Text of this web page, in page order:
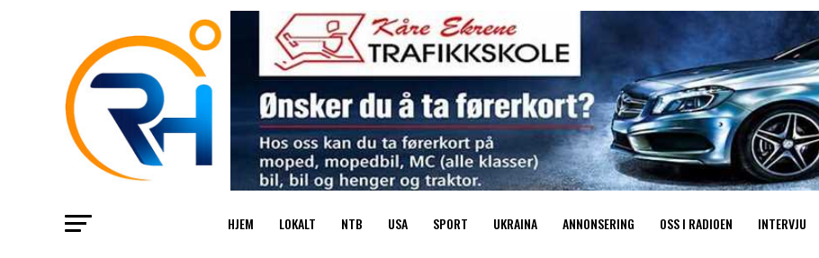
HJEM LOKALT NTB USA SPORT UKRAINA ANNONSERING OSS I RADIOEN INTERVJU